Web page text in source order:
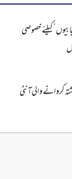
کیلئے خصوصی
کروانے والی آنٹی